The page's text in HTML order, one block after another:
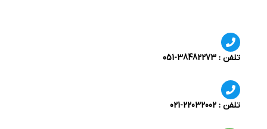
تلفن : 38482273-051
تلفن : 22032002-021